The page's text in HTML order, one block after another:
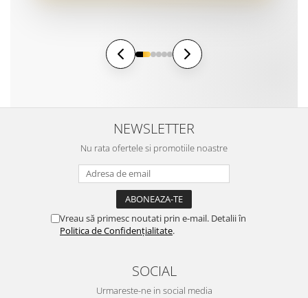
NEWSLETTER
Nu rata ofertele si promotiile noastre
Vreau să primesc noutati prin e-mail. Detalii în
Politica de Confidențialitate.
SOCIAL
Urmareste-ne in social media